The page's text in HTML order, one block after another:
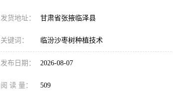
发货地址： 甘肃省张掖临泽县
关键词： 临汾沙枣树种植技术
发布日期： 2026-08-07
阅 读 量： 509